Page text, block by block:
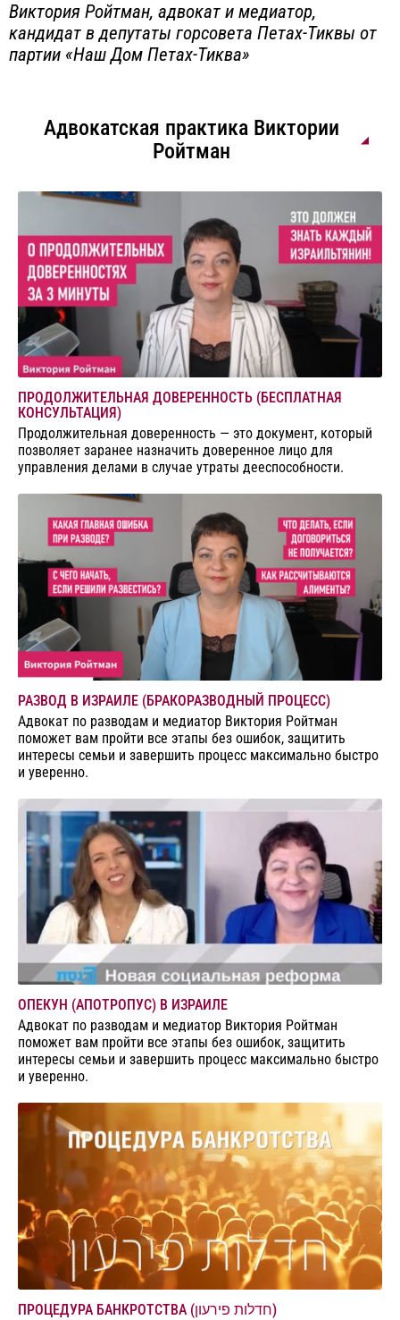
Виктория Ройтман, адвокат и медиатор,
кандидат в депутаты горсовета Петах-Тиквы от
партии «Наш Дом Петах-Тиква»
Адвокатская практика Виктории
Ройтман
ПРОДОЛЖИТЕЛЬНАЯ ДОВЕРЕННОСТЬ (БЕСПЛАТНАЯ
КОНСУЛЬТАЦИЯ)
Продолжительная доверенность — это документ, который
позволяет заранее назначить доверенное лицо для
управления делами в случае утраты дееспособности.
РАЗВОД В ИЗРАИЛЕ (БРАКОРАЗВОДНЫЙ ПРОЦЕСС)
Адвокат по разводам и медиатор Виктория Ройтман
поможет вам пройти все этапы без ошибок, защитить
интересы семьи и завершить процесс максимально быстро
и уверенно.
ОПЕКУН (АПОТРОПУС) В ИЗРАИЛЕ
Адвокат по разводам и медиатор Виктория Ройтман
поможет вам пройти все этапы без ошибок, защитить
интересы семьи и завершить процесс максимально быстро
и уверенно.
ПРОЦЕДУРА БАНКРОТСТВА (חדלות פירעון)